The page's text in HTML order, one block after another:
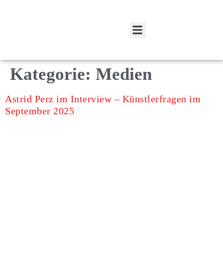
Kategorie: Medien
Astrid Perz im Interview – Künstlerfragen im
September 2025